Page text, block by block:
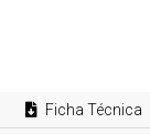
Ficha Técnica